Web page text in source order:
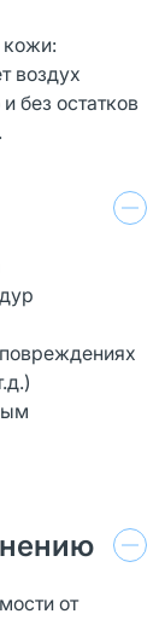
кожи:
воздух
без остатков
от